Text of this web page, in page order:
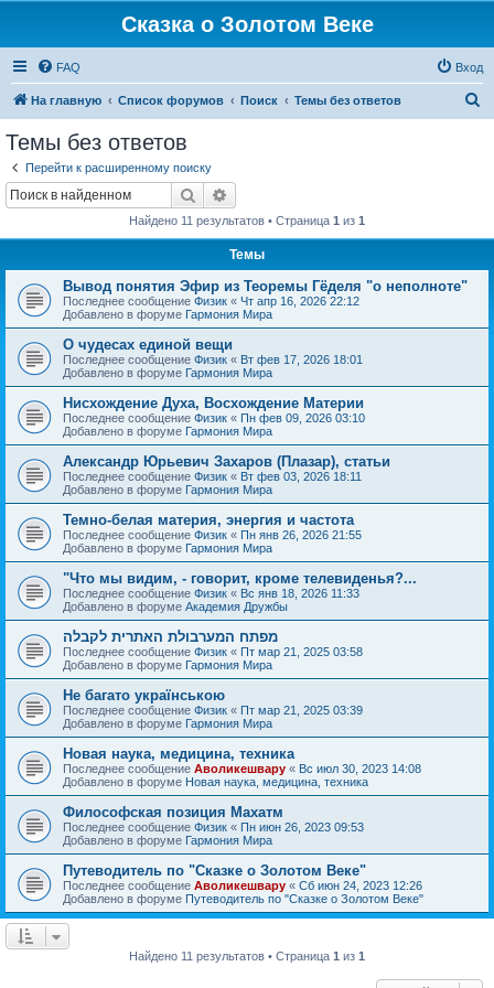
Сказка о Золотом Веке
FAQ Вход
На главную Список форумов Поиск Темы без ответов
Темы без ответов
Перейти к расширенному поиску
Поиск
Найдено 11 результатов • Страница 1 из 1
Темы
Вывод понятия Эфир из Теоремы Гёделя "о неполноте"
Последнее сообщение Физик « Чт апр 16, 2026 22:12
Добавлено в форуме Гармония Мира
О чудесах единой вещи
Последнее сообщение Физик « Вт фев 17, 2026 18:01
Добавлено в форуме Гармония Мира
Нисхождение Духа, Восхождение Материи
Последнее сообщение Физик « Пн фев 09, 2026 03:10
Добавлено в форуме Гармония Мира
Александр Юрьевич Захаров (Плазар), статьи
Последнее сообщение Физик « Вт фев 03, 2026 18:11
Добавлено в форуме Гармония Мира
Темно-белая материя, энергия и частота
Последнее сообщение Физик « Пн янв 26, 2026 21:55
Добавлено в форуме Гармония Мира
"Что мы видим, - говорит, кроме телевиденья?...
Последнее сообщение Физик « Вс янв 18, 2026 11:33
Добавлено в форуме Академия Дружбы
מפתח המערבולת האתרית לקבלה
Последнее сообщение Физик « Пт мар 21, 2025 03:58
Добавлено в форуме Гармония Мира
Не багато українською
Последнее сообщение Физик « Пт мар 21, 2025 03:39
Добавлено в форуме Гармония Мира
Новая наука, медицина, техника
Последнее сообщение Аволикешвару « Вс июл 30, 2023 14:08
Добавлено в форуме Новая наука, медицина, техника
Философская позиция Махатм
Последнее сообщение Физик « Пн июн 26, 2023 09:53
Добавлено в форуме Гармония Мира
Путеводитель по "Сказке о Золотом Веке"
Последнее сообщение Аволикешвару « Сб июн 24, 2023 12:26
Добавлено в форуме Путеводитель по "Сказке о Золотом Веке"
Найдено 11 результатов • Страница 1 из 1